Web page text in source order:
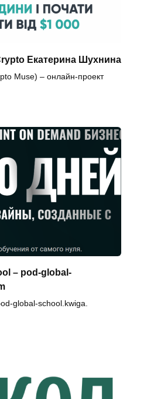
Екатерина Шухнина
Muse) – онлайн-проект
– pod-global-
global-school.kwiga.